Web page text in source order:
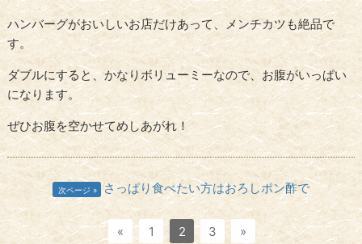
ハンバーグがおいしいお店だけあって、メンチカツも絶品で
す。
ダブルにすると、かなりボリューミーなので、お腹がいっぱい
になります。
ぜひお腹を空かせてめしあがれ！
次ページ さっぱり食べたい方はおろしポン酢で
« 1 2 3 »